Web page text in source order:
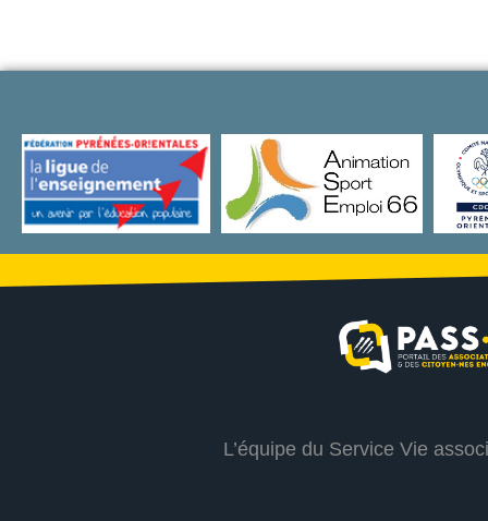
L’équipe du Service Vie